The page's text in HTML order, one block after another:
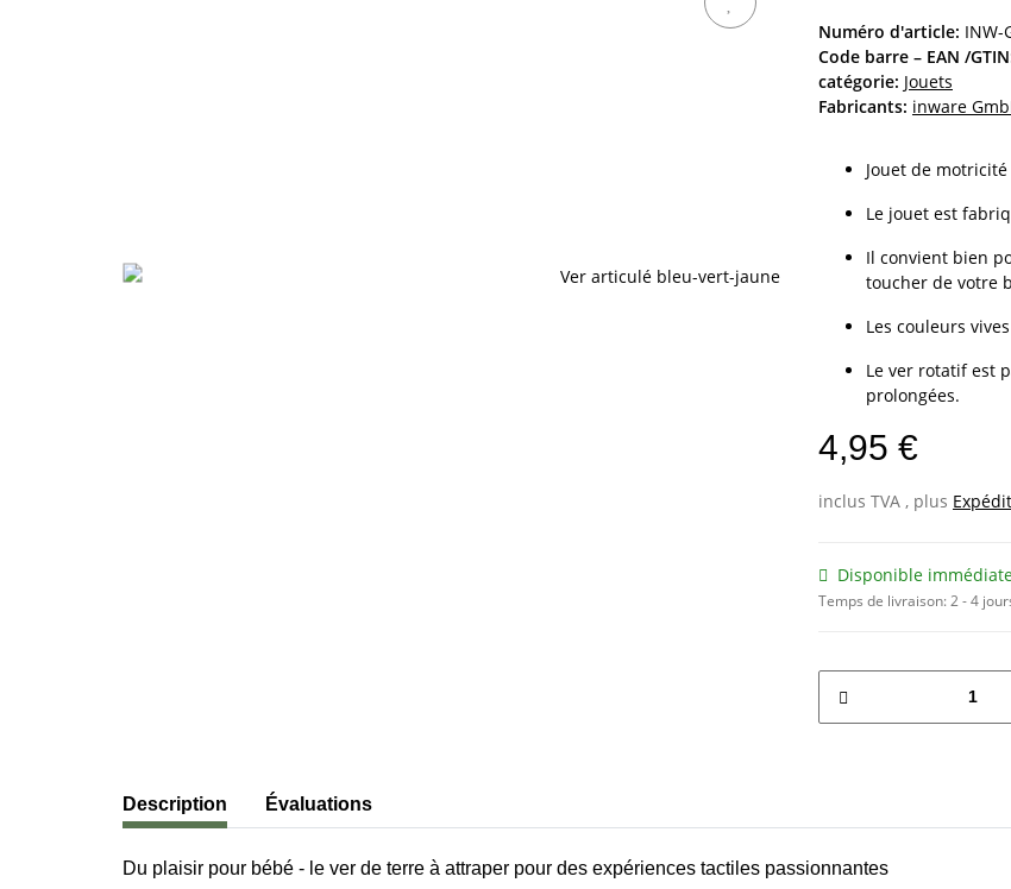
Numéro d'article: INW-
Code barre – EAN /
catégorie: Jouets
Fabricants: inware
Jouet de
Le jouet est
Il convient bien
toucher de votre
Les couleurs
Le ver rotatif est
prolongées.
4,95 €
inclus TVA , plus
Disponible
Temps de livraison:2 - 4
#productDetails.showMoreTabs#
Description Évaluations
Du plaisir pour bébé - le ver de terre à attraper pour des expériences tactiles passionnantes